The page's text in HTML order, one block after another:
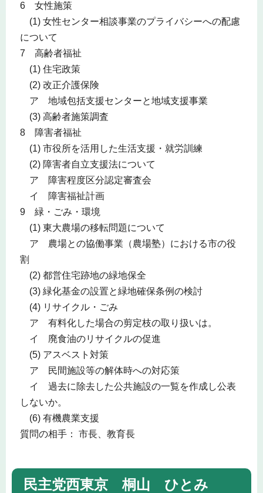
6 女性施策
(1) 女性センター相談事業のプライバシーへの配慮
について
7 高齢者福祉
(1) 住宅政策
(2) 改正介護保険
ア 地域包括支援センターと地域支援事業
(3) 高齢者施策調査
8 障害者福祉
(1) 市役所を活用した生活支援・就労訓練
(2) 障害者自立支援法について
ア 障害程度区分認定審査会
イ 障害福祉計画
9 緑・ごみ・環境
(1) 東大農場の移転問題について
ア 農場との協働事業（農場塾）における市の役
割
(2) 都営住宅跡地の緑地保全
(3) 緑化基金の設置と緑地確保条例の検討
(4) リサイクル・ごみ
ア 有料化した場合の剪定枝の取り扱いは。
イ 廃食油のリサイクルの促進
(5) アスベスト対策
ア 民間施設等の解体時への対応策
イ 過去に除去した公共施設の一覧を作成し公表
しないか。
(6) 有機農業支援
質問の相手： 市長、教育長
民主党西東京 桐山 ひとみ